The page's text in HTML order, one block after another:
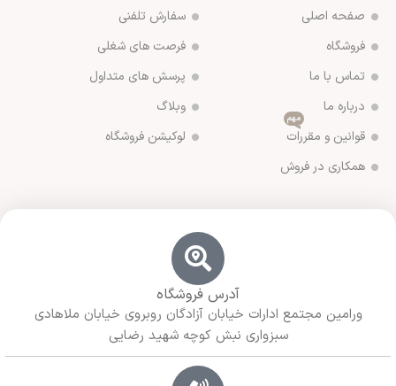
صفحه اصلی
فروشگاه
تماس با ما
درباره ما
قوانین و مقررات
مهم
همکاری در فروش
سفارش تلفنی
فرصت های شغلی
پرسش های متداول
وبلاگ
لوکیشن فروشگاه
آدرس فروشگاه
ورامین مجتمع ادارات خیابان آزادگان روبروی خیابان ملاهادی
سبزواری نبش کوچه شهید رضایی